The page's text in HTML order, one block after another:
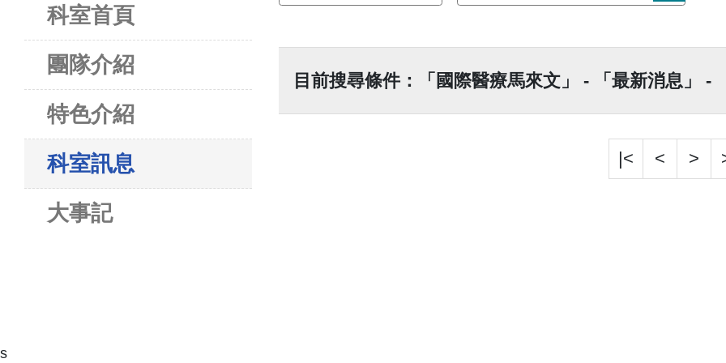
科室首頁
團隊介紹
特色介紹
科室訊息
大事記
目前搜尋條件：「國際醫療馬來文」 - 「最新消息」 -
|< < >
s